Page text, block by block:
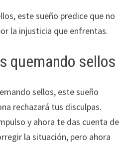
este sueño predice que no
la injusticia que enfrentas.
quemando sellos
sellos, este sueño
rechazará tus disculpas.
y ahora te das cuenta de
la situación, pero ahora